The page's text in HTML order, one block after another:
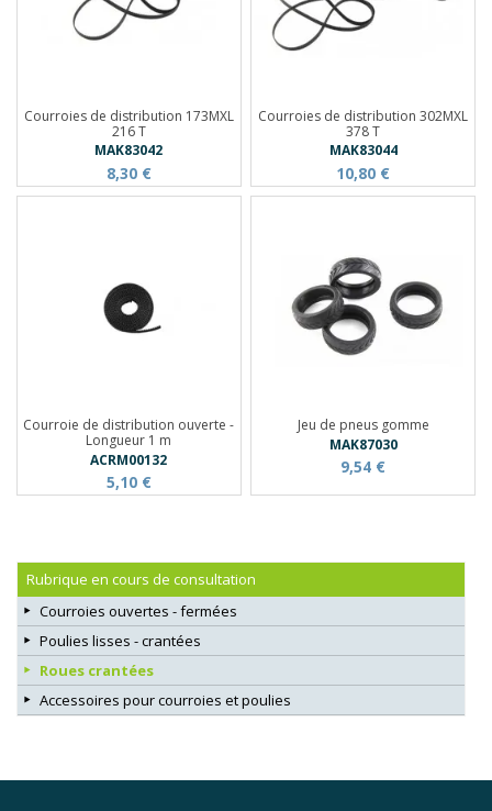
Courroies de distribution 173MXL
216 T
MAK83042
8,30 €
Courroies de distribution 302MXL
378 T
MAK83044
10,80 €
Courroie de distribution ouverte -
Longueur 1 m
ACRM00132
5,10 €
Jeu de pneus gomme
MAK87030
9,54 €
Rubrique en cours de consultation
Courroies ouvertes - fermées
Poulies lisses - crantées
Roues crantées
Accessoires pour courroies et poulies